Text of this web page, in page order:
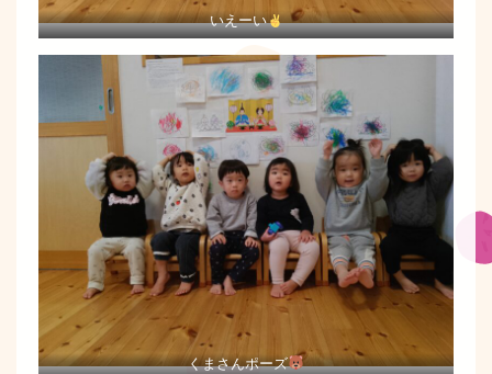
いえーい
くまさんポーズ